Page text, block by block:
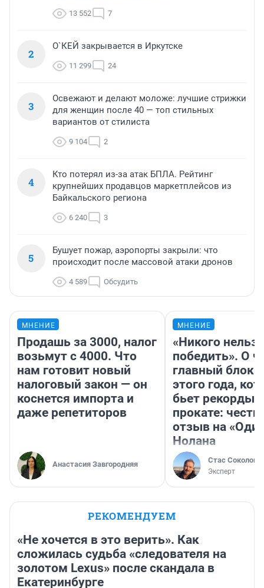
13 552 7
2
О`КЕЙ закрывается в Иркутске
11 299 24
3
Освежают и делают моложе: лучшие стрижки
для женщин после 40 — топ стильных
вариантов от стилиста
9 104 2
4
Кто потерял из-за атак БПЛА. Рейтинг
крупнейших продавцов маркетплейсов из
Байкальского региона
6 240 3
5
Бушует пожар, аэропорты закрыли: что
происходит после массовой атаки дронов
4 589 Обсудить
МНЕНИЕ
Продашь за 3000, налог
возьмут с 4000. Что
нам готовит новый
налоговый закон — он
коснется импорта и
даже репетиторов
Анастасия Завгородняя
МНЕНИЕ
«Никого нельзя
победить». О
главный
этого года,
бьет рекорды в
прокате:
отзыв на
Нолана
Стас Соколов
Эксперт
РЕКОМЕНДУЕМ
«Не хочется в это верить». Как
сложилась судьба «следователя на
золотом Lexus» после скандала в
Екатеринбурге